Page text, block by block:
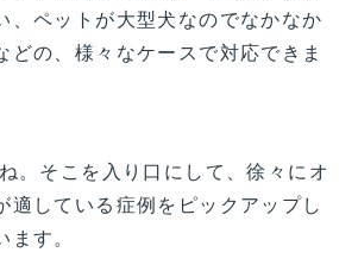
、ペットが大型犬なのでなかなか
どの、様々なケースで対応できま
。そこを入り口にして、徐々にオ
適している症例をピックアップし
す。